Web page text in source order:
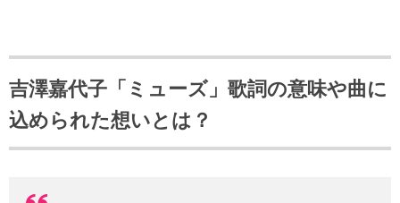
吉澤嘉代子「ミューズ」歌詞の意味や曲に
込められた想いとは？